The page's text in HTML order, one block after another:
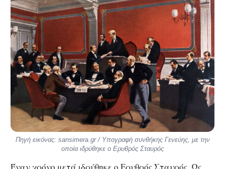
Πηγή εικόνας: sansimera.gr / Υπογραφή συνθήκης Γενεύης, με την
οποία ιδρύθηκε ο Ερυθρός Σταυρός